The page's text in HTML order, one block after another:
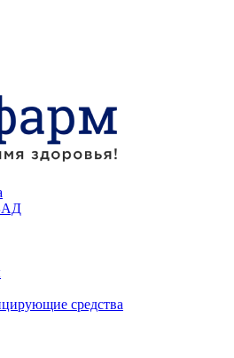
средства